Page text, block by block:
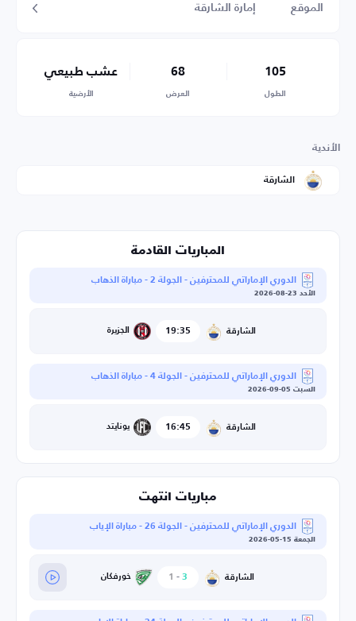
الموقع إمارة الشارقة
105
الطول
68
العرض
عشب طبيعي
الأرضية
الأندية
الشارقة
المباريات القادمة
الدوري الإماراتي للمحترفين - الجولة 2 - مباراة الذهاب
الأحد 23-08-2026
الشارقة 19:35 الجزيرة
الدوري الإماراتي للمحترفين - الجولة 4 - مباراة الذهاب
السبت 05-09-2026
الشارقة 16:45 يونايتد
مباريات انتهت
الدوري الإماراتي للمحترفين - الجولة 26 - مباراة الإياب
الجمعة 15-05-2026
الشارقة 3
-
1 خورفكان